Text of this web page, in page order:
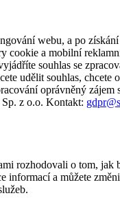
webu, a po získání
cookie a mobilní
souhlas se
udělit souhlas, chcete
oprávněný zájem
z o.o. Kontakt:
rozhodovali o tom, jak
a můžete